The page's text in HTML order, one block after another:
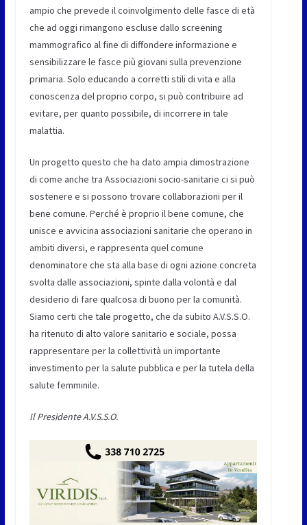
ampio che prevede il coinvolgimento delle fasce di età
che ad oggi rimangono escluse dallo screening
mammografico al fine di diffondere informazione e
sensibilizzare le fasce più giovani sulla prevenzione
primaria. Solo educando a corretti stili di vita e alla
conoscenza del proprio corpo, si può contribuire ad
evitare, per quanto possibile, di incorrere in tale
malattia.
Un progetto questo che ha dato ampia dimostrazione
di come anche tra Associazioni socio-sanitarie ci si può
sostenere e si possono trovare collaborazioni per il
bene comune. Perché è proprio il bene comune, che
unisce e avvicina associazioni sanitarie che operano in
ambiti diversi, e rappresenta quel comune
denominatore che sta alla base di ogni azione concreta
svolta dalle associazioni, spinte dalla volontà e dal
desiderio di fare qualcosa di buono per la comunità.
Siamo certi che tale progetto, che da subito A.V.S.S.O.
ha ritenuto di alto valore sanitario e sociale, possa
rappresentare per la collettività un importante
investimento per la salute pubblica e per la tutela della
salute femminile.
Il Presidente A.V.S.S.O.